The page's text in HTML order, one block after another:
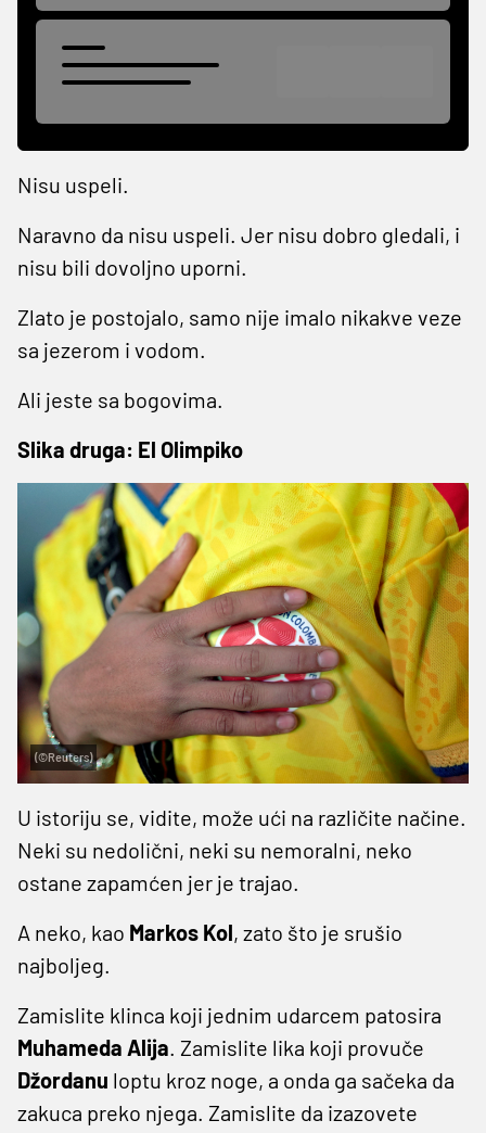
Nisu uspeli.
Naravno da nisu uspeli. Jer nisu dobro gledali, i
nisu bili dovoljno uporni.
Zlato je postojalo, samo nije imalo nikakve veze
sa jezerom i vodom.
Ali jeste sa bogovima.
Slika druga: El Olimpiko
(©Reuters)
U istoriju se, vidite, može ući na različite načine.
Neki su nedolični, neki su nemoralni, neko
ostane zapamćen jer je trajao.
A neko, kao Markos Kol, zato što je srušio
najboljeg.
Zamislite klinca koji jednim udarcem patosira
Muhameda Alija. Zamislite lika koji provuče
Džordanu loptu kroz noge, a onda ga sačeka da
zakuca preko njega. Zamislite da izazovete